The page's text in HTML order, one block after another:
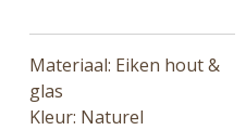
Materiaal: Eiken hout &
glas
Kleur: Naturel